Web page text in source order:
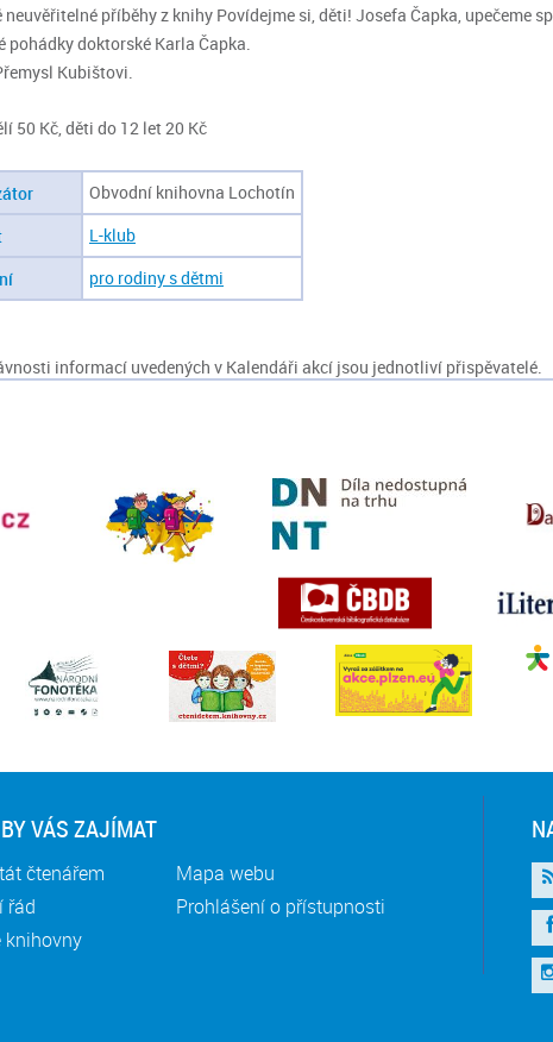
příběhy z knihy Povídejme si, děti! Josefa Čapka, upečeme
pohádky doktorské Karla Čapka.
Kubištovi.
50 Kč, děti do 12 let 20 Kč
Obvodní knihovna Lochotín
L-klub
pro rodiny s dětmi
informací uvedených v Kalendáři akcí jsou jednotliví přispěvatelé.
VÁS ZAJÍMAT
čtenářem
řád
knihovny
Mapa webu
Prohlášení o přístupnosti